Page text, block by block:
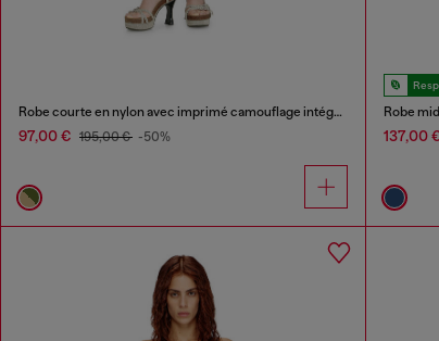
Robe courte en nylon avec imprimé camouflage intégral et détails en cristal
97,00 € 195,00 € -50%
Robe
137,00